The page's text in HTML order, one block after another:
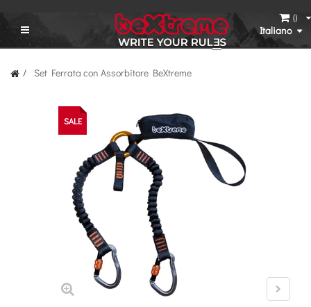
Italiano
()
Set Ferrata con Assorbitore BeXtreme
SALE